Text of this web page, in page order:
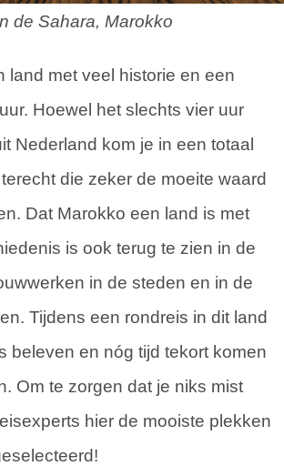
de Sahara, Marokko
land met veel historie en een
Hoewel het slechts vier uur
Nederland kom je in een totaal
die zeker de moeite waard
Dat Marokko een land is met
is ook terug te zien in de
in de steden en in de
Tijdens een rondreis in dit land
beleven en nóg tijd tekort komen
Om te zorgen dat je niks mist
hier de mooiste plekken